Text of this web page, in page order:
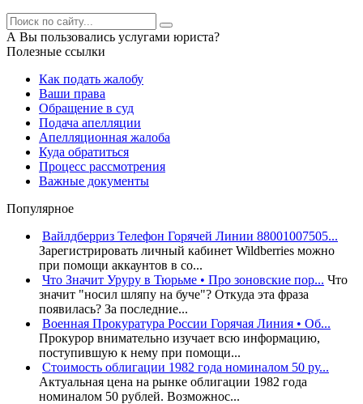
А Вы пользовались услугами юриста?
Полезные ссылки
Как подать жалобу
Ваши права
Обращение в суд
Подача апелляции
Апелляционная жалоба
Куда обратиться
Процесс рассмотрения
Важные документы
Популярное
Вайлдберриз Телефон Горячей Линии 88001007505...
Зарегистрировать личный кабинет Wildberries можно
при помощи аккаунтов в со...
Что Значит Уруру в Тюрьме • Про зоновские пор... Что
значит "носил шляпу на буче"? Откуда эта фраза
появилась? За последние...
Военная Прокуратура России Горячая Линия • Об...
Прокурор внимательно изучает всю информацию,
поступившую к нему при помощи...
Стоимость облигации 1982 года номиналом 50 ру...
Актуальная цена на рынке облигации 1982 года
номиналом 50 рублей. Возможнос...